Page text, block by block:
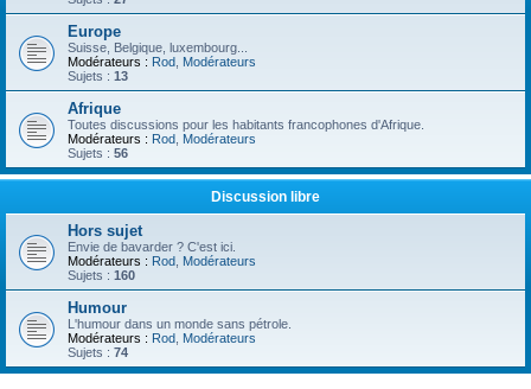
Europe
Suisse, Belgique, luxembourg...
Modérateurs : Rod Modérateurs
Sujets : 13
Afrique
Toutes discussions pour les habitants francophones d'Afrique.
Modérateurs : Rod Modérateurs
Sujets : 56
Discussion libre
Hors sujet
Envie de bavarder ? C'est ici.
Modérateurs : Rod Modérateurs
Sujets : 160
Humour
L'humour dans un monde sans pétrole.
Modérateurs : Rod Modérateurs
Sujets : 74